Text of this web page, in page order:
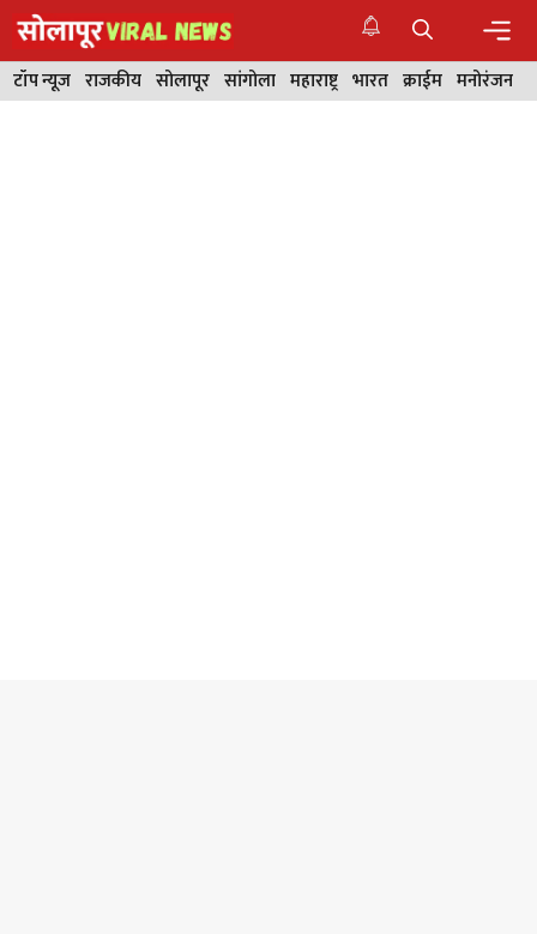
Skip
to
content
टॉप न्यूज राजकीय सोलापूर सांगोला महाराष्ट्र भारत क्राईम मनोरंजन